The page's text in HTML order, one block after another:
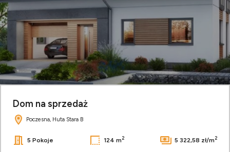
Dom na sprzedaż
Poczesna, Huta Stara B
5 Pokoje 124 m2 5 322,58 zł/m2